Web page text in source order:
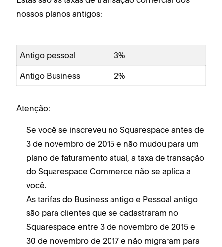
nossos planos antigos:
Antigo pessoal 3%
Antigo Business 2%
Atenção:
Se você se inscreveu no Squarespace antes de
3 de novembro de 2015 e não mudou para um
plano de faturamento atual, a taxa de transação
do Squarespace Commerce não se aplica a
você.
As tarifas do Business antigo e Pessoal antigo
são para clientes que se cadastraram no
Squarespace entre 3 de novembro de 2015 e
30 de novembro de 2017 e não migraram para